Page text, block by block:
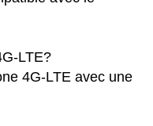
LTE?
4G-LTE avec une